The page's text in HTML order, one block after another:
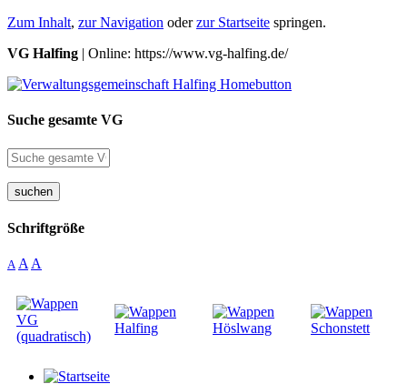
Zum Inhalt, zur Navigation oderzur Startseite springen.
VG Halfing | Online: https://www.vg-halfing.de/
Suche gesamte VG
suchen
Schriftgröße
A A A